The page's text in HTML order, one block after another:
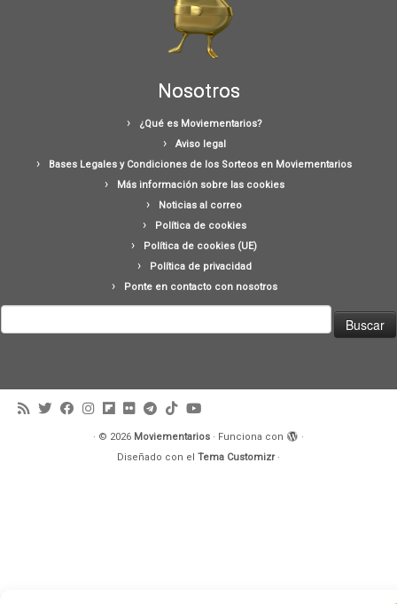
Nosotros
¿Qué es Moviementarios?
Aviso legal
Bases Legales y Condiciones de los Sorteos en Moviementarios
Más información sobre las cookies
Noticias al correo
Política de cookies
Política de cookies (UE)
Política de privacidad
Ponte en contacto con nosotros
· © 2026 Moviementarios · Funciona con
·
Diseñado con el Tema Customizr·